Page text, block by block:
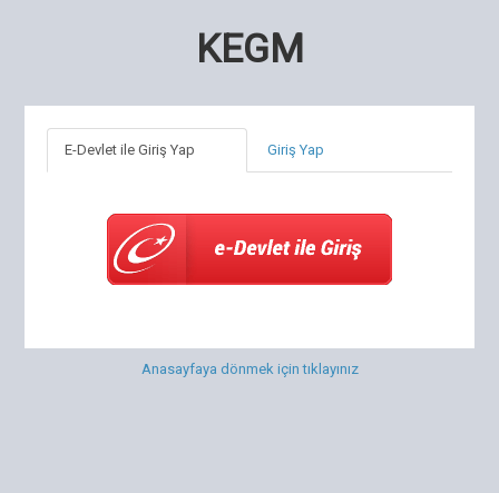
KEGM
E-Devlet ile Giriş Yap Giriş Yap
Anasayfaya dönmek için tıklayınız